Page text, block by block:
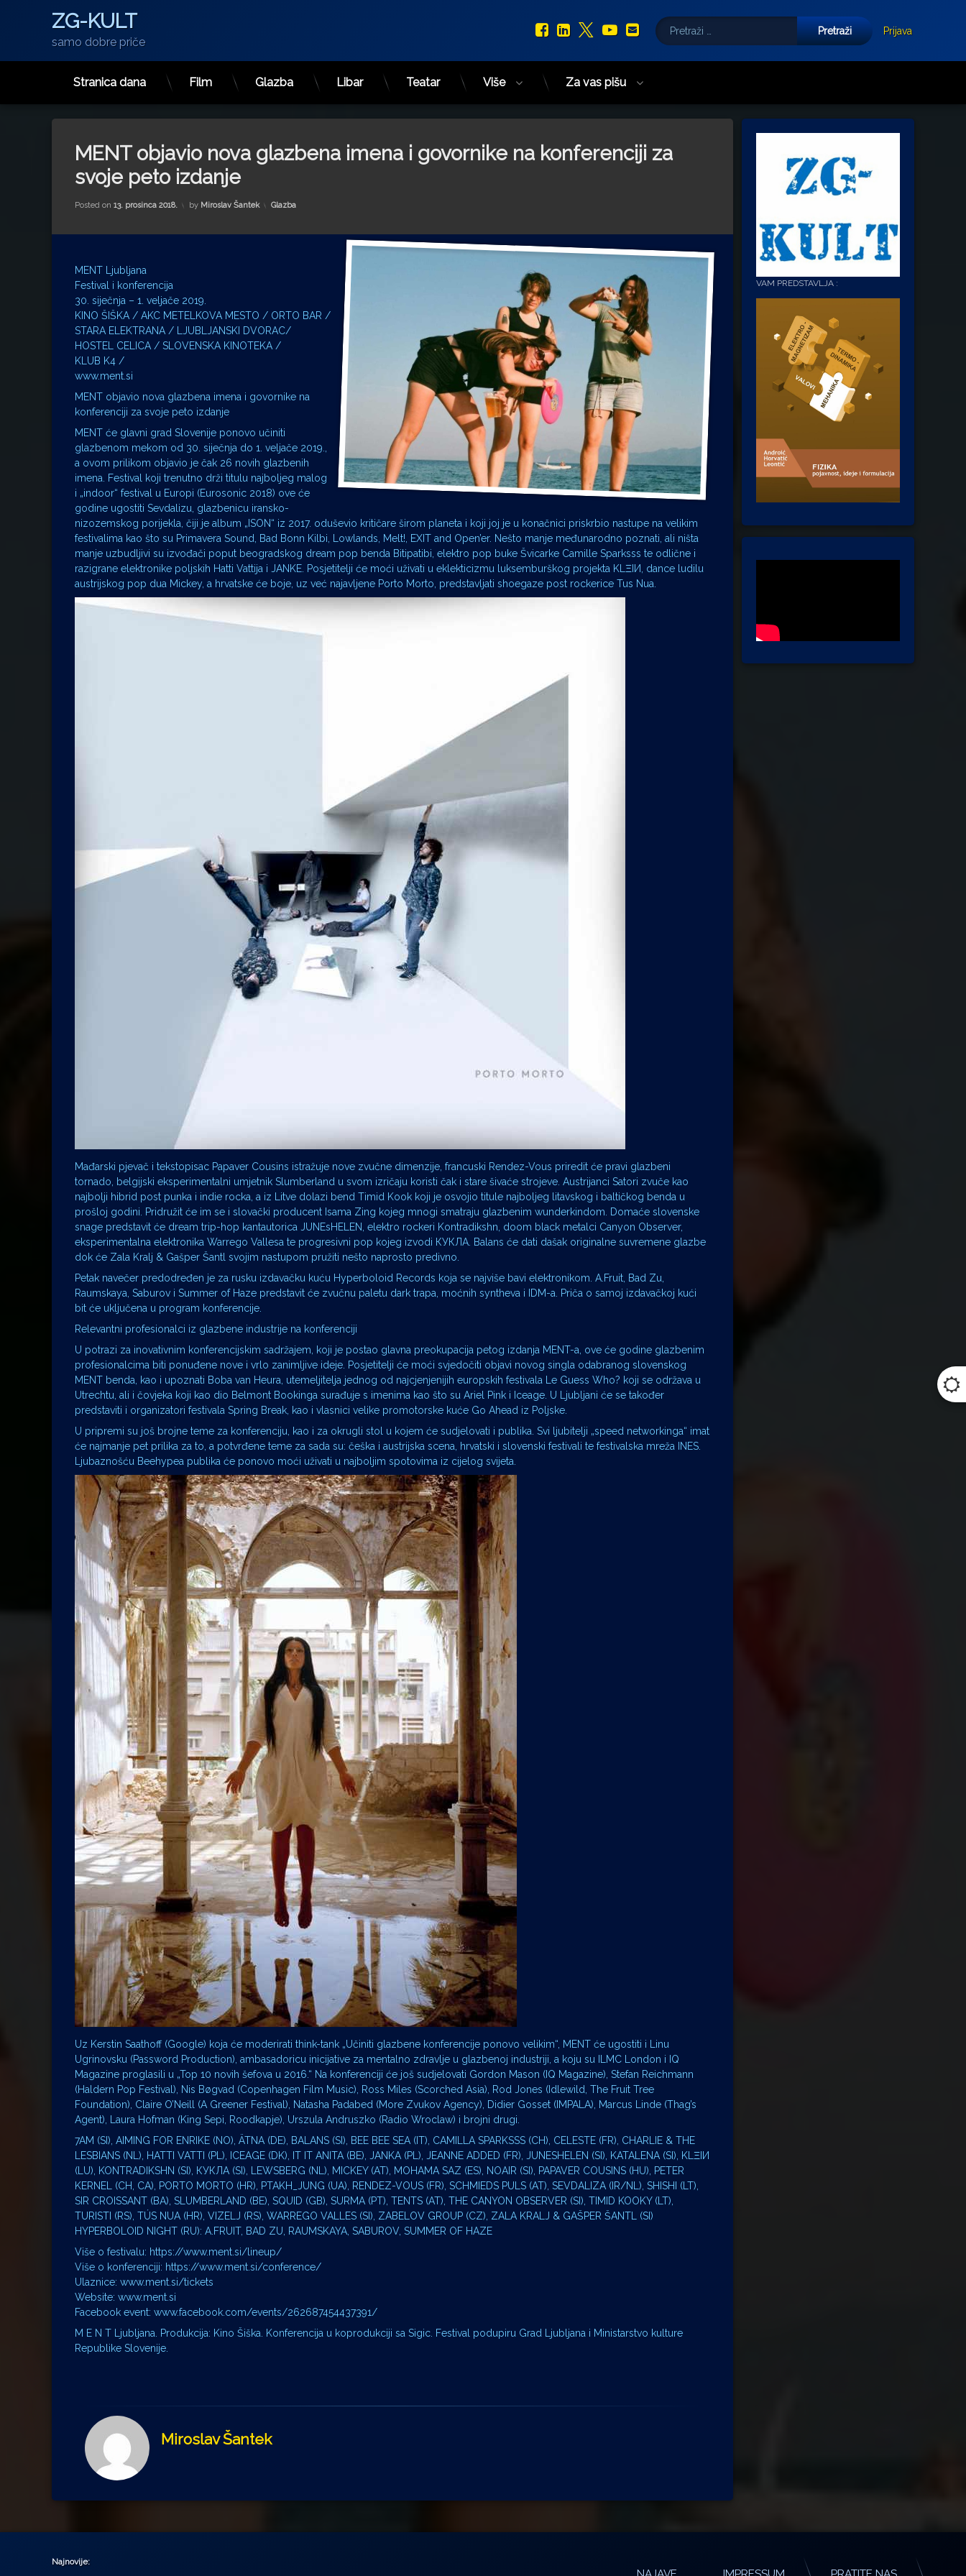
Preskoči
ZG-KULT
samo dobre priče
Facebook
LinkedIn
X.com
YouTube
E-mail
Pretraži:
Prijava
Stranica dana Film Glazba Libar Teatar Više Za vas pišu
MENT objavio nova glazbena imena i govornike na konferenciji za
svoje peto izdanje
Posted on 13. prosinca 2018. by Miroslav Šantek Kategorije:
Glazba
MENT Ljubljana
Festival i konferencija
30. siječnja – 1. veljače 2019.
KINO ŠIŠKA / AKC METELKOVA MESTO / ORTO BAR /
STARA ELEKTRANA / LJUBLJANSKI DVORAC/
HOSTEL CELICA / SLOVENSKA KINOTEKA /
KLUB K4 /
www.ment.si
MENT objavio nova glazbena imena i govornike na
konferenciji za svoje peto izdanje
MENT će glavni grad Slovenije ponovo učiniti
glazbenom mekom od 30. siječnja do 1. veljače 2019.,
a ovom prilikom objavio je čak 26 novih glazbenih
imena. Festival koji trenutno drži titulu najboljeg malog
i „indoor“ festival u Europi (Eurosonic 2018) ove će
godine ugostiti Sevdalizu, glazbenicu iransko-
nizozemskog porijekla, čiji je album „ISON“ iz 2017. oduševio kritičare širom planeta i koji joj je u konačnici priskrbio nastupe na velikim
festivalima kao što su Primavera Sound, Bad Bonn Kilbi, Lowlands, Melt!, EXIT and Open’er. Nešto manje međunarodno poznati, ali ništa
manje uzbudljivi su izvođači poput beogradskog dream pop benda Bitipatibi, elektro pop buke Švicarke Camille Sparksss te odlične i
razigrane elektronike poljskih Hatti Vattija i JANKE. Posjetitelji će moći uživati u eklekticizmu luksemburškog projekta KLΞIИ, dance ludilu
austrijskog pop dua Mickey, a hrvatske će boje, uz već najavljene Porto Morto, predstavljati shoegaze post rockerice Tus Nua.
Mađarski pjevač i tekstopisac Papaver Cousins istražuje nove zvučne dimenzije, francuski Rendez-Vous priredit će pravi glazbeni
tornado, belgijski eksperimentalni umjetnik Slumberland u svom izričaju koristi čak i stare šivaće strojeve. Austrijanci Satori zvuče kao
najbolji hibrid post punka i indie rocka, a iz Litve dolazi bend Timid Kook koji je osvojio titule najboljeg litavskog i baltičkog benda u
prošloj godini. Pridružit će im se i slovački producent Isama Zing kojeg mnogi smatraju glazbenim wunderkindom. Domaće slovenske
snage predstavit će dream trip-hop kantautorica JUNEsHELEN, elektro rockeri Kontradikshn, doom black metalci Canyon Observer,
eksperimentalna elektronika Warrego Vallesa te progresivni pop kojeg izvodi КУКЛА. Balans će dati dašak originalne suvremene glazbe
dok će Zala Kralj & Gašper Šantl svojim nastupom pružiti nešto naprosto predivno.
Petak navečer predodređen je za rusku izdavačku kuću Hyperboloid Records koja se najviše bavi elektronikom. A.Fruit, Bad Zu,
Raumskaya, Saburov i Summer of Haze predstavit će zvučnu paletu dark trapa, moćnih syntheva i IDM-a. Priča o samoj izdavačkoj kući
bit će uključena u program konferencije.
Relevantni profesionalci iz glazbene industrije na konferenciji
U potrazi za inovativnim konferencijskim sadržajem, koji je postao glavna preokupacija petog izdanja MENT-a, ove će godine glazbenim
profesionalcima biti ponuđene nove i vrlo zanimljive ideje. Posjetitelji će moći svjedočiti objavi novog singla odabranog slovenskog
MENT benda, kao i upoznati Boba van Heura, utemeljitelja jednog od najcjenjenijih europskih festivala Le Guess Who? koji se održava u
Utrechtu, ali i čovjeka koji kao dio Belmont Bookinga surađuje s imenima kao što su Ariel Pink i Iceage. U Ljubljani će se također
predstaviti i organizatori festivala Spring Break, kao i vlasnici velike promotorske kuće Go Ahead iz Poljske.
U pripremi su još brojne teme za konferenciju, kao i za okrugli stol u kojem će sudjelovati i publika. Svi ljubitelji „speed networkinga“ imat
će najmanje pet prilika za to, a potvrđene teme za sada su: češka i austrijska scena, hrvatski i slovenski festivali te festivalska mreža INES.
Ljubaznošću Beehypea publika će ponovo moći uživati u najboljim spotovima iz cijelog svijeta.
Uz Kerstin Saathoff (Google) koja će moderirati think-tank „Učiniti glazbene konferencije ponovo velikim“, MENT će ugostiti i Linu
Ugrinovsku (Password Production), ambasadoricu inicijative za mentalno zdravlje u glazbenoj industriji, a koju su ILMC London i IQ
Magazine proglasili u „Top 10 novih šefova u 2016.“ Na konferenciji će još sudjelovati Gordon Mason (IQ Magazine), Stefan Reichmann
(Haldern Pop Festival), Nis Bøgvad (Copenhagen Film Music), Ross Miles (Scorched Asia), Rod Jones (Idlewild, The Fruit Tree
Foundation), Claire O’Neill (A Greener Festival), Natasha Padabed (More Zvukov Agency), Didier Gosset (IMPALA), Marcus Linde (Thag’s
Agent), Laura Hofman (King Sepi, Roodkapje), Urszula Andruszko (Radio Wroclaw) i brojni drugi.
7AM (SI), AIMING FOR ENRIKE (NO), ÄTNA (DE), BALANS (SI), BEE BEE SEA (IT), CAMILLA SPARKSSS (CH), CELESTE (FR), CHARLIE & THE
LESBIANS (NL), HATTI VATTI (PL), ICEAGE (DK), IT IT ANITA (BE), JANKA (PL), JEANNE ADDED (FR), JUNESHELEN (SI), KATALENA (SI), KLΞIИ
(LU), KONTRADIKSHN (SI), КУКЛА (SI), LEWSBERG (NL), MICKEY (AT), MOHAMA SAZ (ES), NOAIR (SI), PAPAVER COUSINS (HU), PETER
KERNEL (CH, CA), PORTO MORTO (HR), PTAKH_JUNG (UA), RENDEZ-VOUS (FR), SCHMIEDS PULS (AT), SEVDALIZA (IR/NL), SHISHI (LT),
SIR CROISSANT (BA), SLUMBERLAND (BE), SQUID (GB), SURMA (PT), TENTS (AT), THE CANYON OBSERVER (SI), TIMID KOOKY (LT),
TURISTI (RS), TÚS NUA (HR), VIZELJ (RS), WARREGO VALLES (SI), ZABELOV GROUP (CZ), ZALA KRALJ & GAŠPER ŠANTL (SI)
HYPERBOLOID NIGHT (RU): A.FRUIT, BAD ZU, RAUMSKAYA, SABUROV, SUMMER OF HAZE
Više o festivalu: https://www.ment.si/lineup/
Više o konferenciji: https://www.ment.si/conference/
Ulaznice: www.ment.si/tickets
Website: www.ment.si
Facebook event: www.facebook.com/events/262687454437391/
M E N T Ljubljana. Produkcija: Kino Šiška. Konferencija u koprodukciji sa Sigic. Festival podupiru Grad Ljubljana i Ministarstvo kulture
Republike Slovenije.
Miroslav Šantek
VAM PREDSTAVLJA :
Najnovije: